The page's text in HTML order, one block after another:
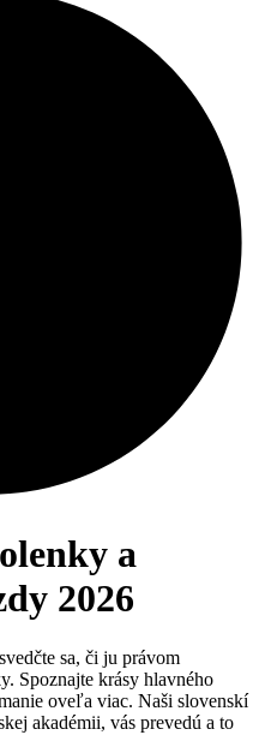
a
2026
sa, či ju právom
Spoznajte krásy hlavného
oveľa viac. Naši slovenskí
akadémii, vás prevedú a to